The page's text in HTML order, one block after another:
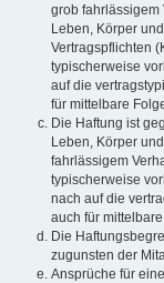
grob fahrlässigem
Leben, Körper
Vertragspflichten
typischerweise
auf die
für mittelbare
Die Haftung ist
Leben, Körper
fahrlässigem
typischerweise
nach auf die
auch für
Die
zugunsten der
Ansprüche für